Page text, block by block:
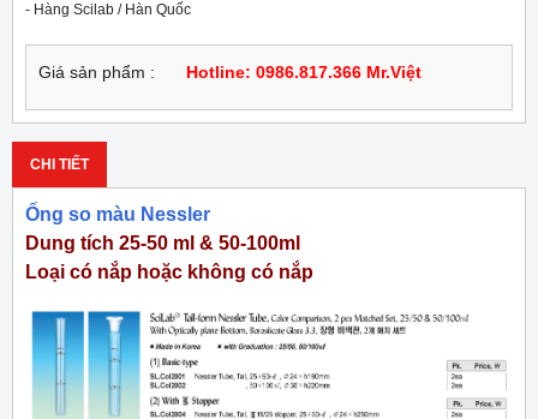
- Hàng Scilab / Hàn Quốc
Giá sản phẩm : Hotline: 0986.817.366 Mr.Việt
CHI TIẾT
Ống so màu Nessler
Dung tích 25-50 ml & 50-100ml
Loại có nắp hoặc không có nắp